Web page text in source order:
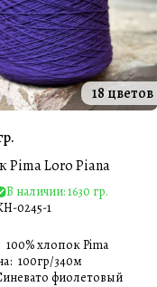
18 цветов
Pima Loro Piana
В наличии: 1630 гр.
0245-1
100% хлопок Pima
: 100гр/340м
фиолетовый